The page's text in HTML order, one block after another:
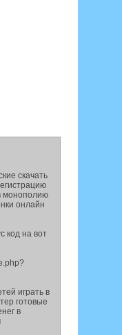
скачать
монополию
онлайн
код на вот
играть в
готовые
в